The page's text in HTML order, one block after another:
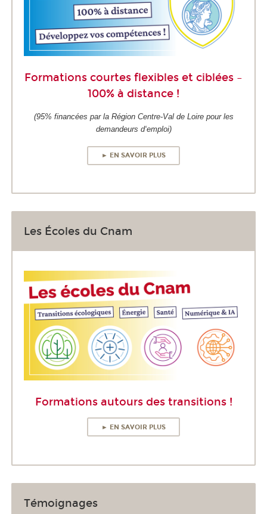
Formations courtes flexibles et ciblées –
100% à distance !
(95% financées par la Région Centre-Val de Loire pour les
demandeurs d‘emploi)
► EN SAVOIR PLUS
Les Écoles du Cnam
Formations autours des transitions !
► EN SAVOIR PLUS
Témoignages